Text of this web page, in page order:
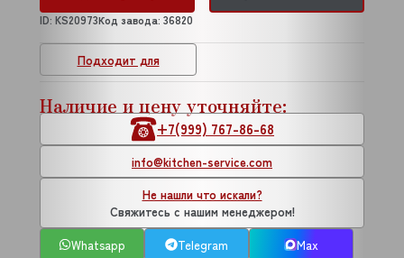
Подходит для
ID: KS20973Код завода: 36820
Наличие и цену уточняйте:
+7(999) 767-86-68
info@kitchen-service.com
Не нашли что искали?
Свяжитесь с нашим менеджером!
Whatsapp
Telegram Max